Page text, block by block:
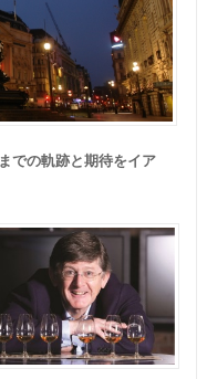
での軌跡と期待をイア